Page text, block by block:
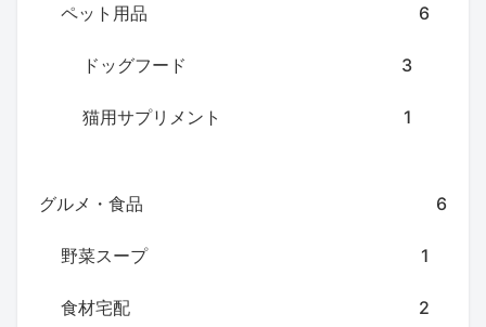
ペット用品 6
ドッグフード 3
猫用サプリメント 1
グルメ・食品 6
野菜スープ 1
食材宅配 2